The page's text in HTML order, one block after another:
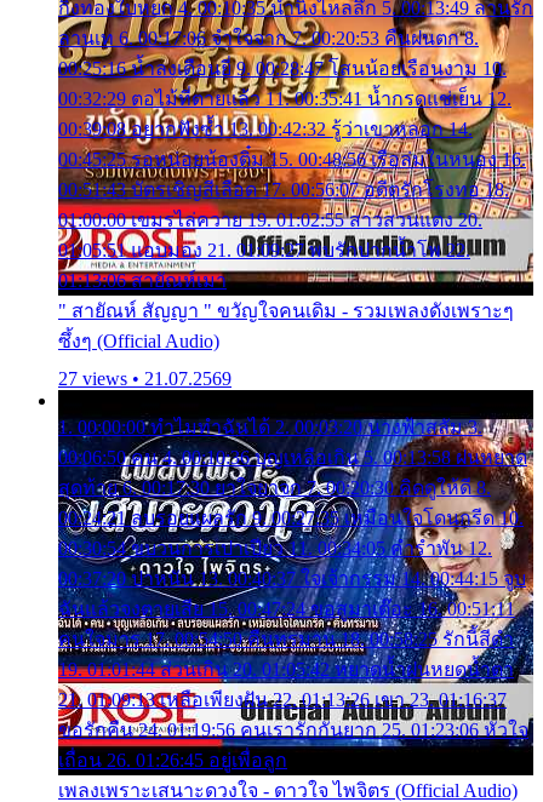
กิ่งทองใบหยก 4. 00:10:35 น้ำนิ่งไหลลึก 5. 00:13:49 ลานรัก
ลานเท 6. 00:17:06 จำใจจาก 7. 00:20:53 คืนฝนตก 8.
00:25:16 น้ำลงเดือนยี่ 9. 00:28:47 โสนน้อยเรือนงาม 10.
00:32:29 ตอไม้ที่ตายแล้ว 11. 00:35:41 น้ำกรดแช่เย็น 12.
00:39:08 อยากฟังซ้ำ 13. 00:42:32 รู้ว่าเขาหลอก 14.
00:45:25 รอหน่อยน้องติ๋ม 15. 00:48:56 เรือล่มในหนอง 16.
00:51:43 บัตรเชิญสีเลือด 17. 00:56:07 อดีตรักโรงทอ 18.
01:00:00 เขมรไล่ควาย 19. 01:02:55 สาวสวนแตง 20.
01:05:51 แอบมอง 21. 01:09:27 พบรักปากน้ำโพ 22.
01:13:06 สายัณห์เมา
" สายัณห์ สัญญา " ขวัญใจคนเดิม - รวมเพลงดังเพราะๆ
ซึ้งๆ (Official Audio)
27 views • 21.07.2569
1. 00:00:00 ทำไมทำฉันได้ 2. 00:03:20 นางฟ้าสลัม 3.
00:06:50 คน 4. 00:10:36 บุญเหลือเกิน 5. 00:13:58 ฝนหยาด
สุดท้าย 6. 00:17:30 ยาใจยาจก 7. 00:20:30 คิดดูให้ดี 8.
00:24:21 ลบรอยแผลรัก 9. 00:27:35 เหมือนใจโดนกรีด 10.
00:30:54 ขบวนการเปาเปียว 11. 00:34:05 คำรำพัน 12.
00:37:20 ปาหนัน 13. 00:40:37 ใจเจ้ากรรม 14. 00:44:15 จูบ
ฉันแล้วจงตายเสีย 15. 00:47:24 ขอสูมาเต๊อะ 16. 00:51:11
คนใจมาร 17. 00:54:50 คืนทรมาน 18. 00:58:25 รักนี้สีดำ
19. 01:01:44 ส่วนเกิน 20. 01:05:42 หยาดน้ำฝนหยดน้ำตา
21. 01:09:13 เหลือเพียงฝัน 22. 01:13:26 เขา 23. 01:16:37
ขอรักคืน 24. 01:19:56 คนเรารักกันยาก 25. 01:23:06 หัวใจ
เถื่อน 26. 01:26:45 อยู่เพื่อลูก
เพลงเพราะเสนาะดวงใจ - ดาวใจ ไพจิตร (Official Audio)